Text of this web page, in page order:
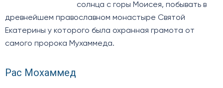
солнца с горы Моисея, побывать в
древнейшем православном монастыре Святой
Екатерины у которого была охранная грамота от
самого пророка Мухаммеда.
Рас Мохаммед